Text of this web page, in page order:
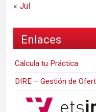
« Jul
Enlaces
Calcula tu Práctica
DIRE – Gestión de